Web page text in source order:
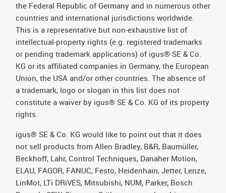
the Federal Republic of Germany and in numerous other
countries and international jurisdictions worldwide.
This is a representative but non-exhaustive list of
intellectual-property rights (e.g. registered trademarks
or pending trademark applications) of igus® SE & Co.
KG or its affiliated companies in Germany, the European
Union, the USA and/or other countries. The absence of
a trademark, logo or slogan in this list does not
constitute a waiver by igus® SE & Co. KG of its property
rights.
igus® SE & Co. KG would like to point out that it does
not sell products from Allen Bradley, B&R, Baumüller,
Beckhoff, Lahr, Control Techniques, Danaher Motion,
ELAU, FAGOR, FANUC, Festo, Heidenhain, Jetter, Lenze,
LinMot, LTi DRiVES, Mitsubishi, NUM, Parker, Bosch